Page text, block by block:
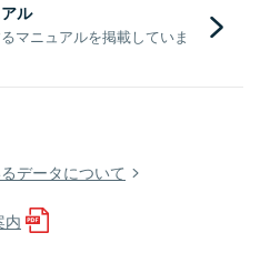
ル
マニュアルを掲載していま
データについて
内